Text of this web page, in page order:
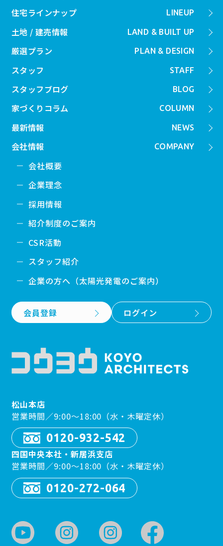
LINEUP
住宅ラインナップ
LAND & BUILT UP
土地 / 建売情報
PLAN & DESIGN
厳選プラン
STAFF
スタッフ
BLOG
スタッフブログ
COLUMN
家づくりコラム
NEWS
最新情報
COMPANY
会社情報
会社概要
企業理念
採用情報
紹介制度のご案内
CSR活動
スタッフ紹介
企業の方へ（太陽光発電のご案内）
会員登録 ログイン
松山本店
営業時間／9:00〜18:00（水・木曜定休）
0120-932-542
四国中央本社・新居浜支店
営業時間／9:00〜18:00（水・木曜定休）
0120-272-064